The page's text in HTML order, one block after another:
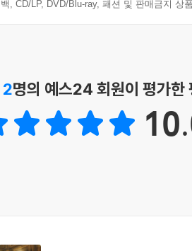
다.
퓨터와 인공 지능」 중에서
식이 몇 가마니인지 확인할 수 있기 때
들에게 토지를 적정하게 나누어 주는
식량인 난을 공평하게 나누어 주기
적으로 생산할 수 없기에 교역이나 약
, CD/LP, DVD/Blu-ray, 패션 및 판매금지 상
2명의 예스24 회원이 평가한